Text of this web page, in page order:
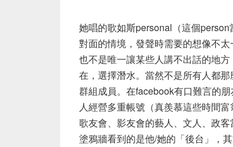
她唱的歌如斯personal（這個
對面的情境，發聲時需要的想像不
也不是唯一讓某些人講不出話的地
在，選擇潛水。當然不是所有人都
群組成員。在facebook有口難言的
人經營多重帳號（真羨慕這些時間
歌友會、影友會的藝人、文人、政
塗鴉牆看到的是他/她的「後台」，